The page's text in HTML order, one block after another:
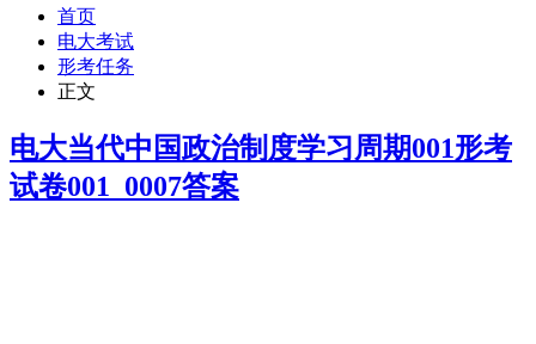
首页
电大考试
形考任务
正文
电大当代中国政治制度学习周期001形考
试卷001_0007答案